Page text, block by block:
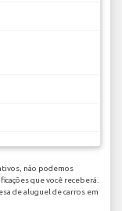
não podemos
que você receberá.
de aluguel de carros em